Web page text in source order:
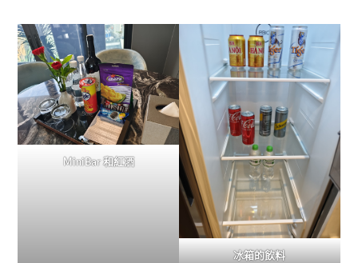
ＭiniBar 和紅酒
冰箱的飲料